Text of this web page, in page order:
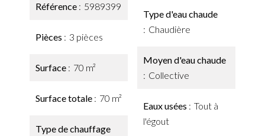
Référence 5989399
Pièces 3 pièces
Surface 70 m²
Surface totale 70 m²
Type de chauffage
Type d'eau chaude
Chaudière
Moyen d'eau chaude
Collective
Eaux usées
Tout à
l'égout